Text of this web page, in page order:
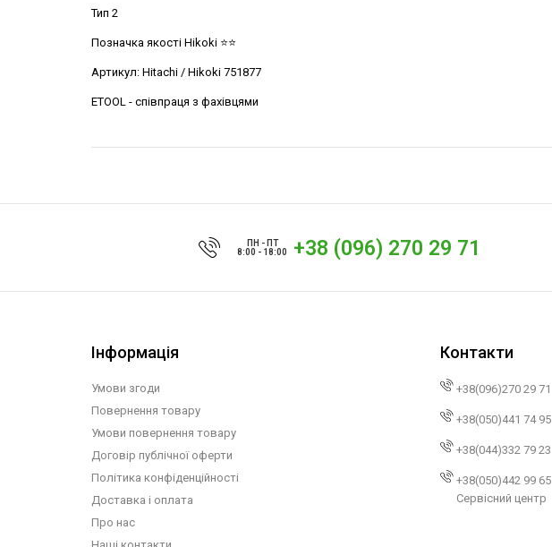
Тип 2
Позначка якості Hikoki ⭐️⭐️
Артикул: Hitachi / Hikoki 751877
ETOOL - співпраця з фахівцями
ПН - ПТ
8:00 - 18:00
+38 (096) 270 29 71
Інформація
Умови згоди
Повернення товару
Умови повернення товару
Договір публічної оферти
Політика конфіденційності
Доставка і оплата
Про нас
Контакти
+38(096)270 29 71
+38(050)441 74 95
+38(044)332 79 23
+38(050)442 99 65
Сервісний центр